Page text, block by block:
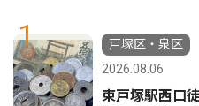
1
戸塚区・泉区
2026.08.06
東戸塚駅西口